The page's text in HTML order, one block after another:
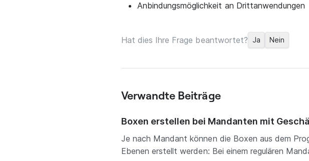
Anbindungsmöglichkeit an Drittanwendungen
Hat dies Ihre Frage beantwortet? Ja Nein
Verwandte Beiträge
Boxen erstellen bei Mandanten mit
Je nach Mandant können die Boxen aus dem
Ebenen erstellt werden: Bei einem regulären